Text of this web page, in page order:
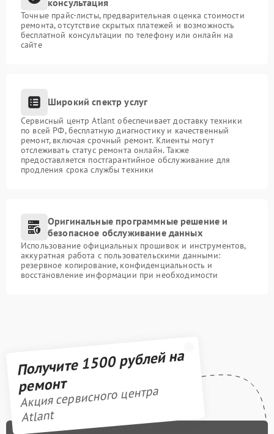
Точные прайс-листы, предварительная оценка стоимости
ремонта, отсутствие скрытых платежей и возможность
бесплатной консультации по телефону или онлайн на
сайте
Широкий спектр услуг
Сервисный центр Atlant обеспечивает доставку техники
по всей РФ, бесплатную диагностику и качественный
ремонт, включая срочный ремонт. Клиенты могут
отслеживать статус ремонта онлайн. Также
предоставляется постгарантийное обслуживание для
продления срока службы техники
Оригинальные программные решение и
безопасное обслуживание данных
Использование официальных прошивок и инструментов,
аккуратная работа с пользовательскими данными:
резервное копирование, конфиденциальность и
восстановление информации при необходимости
Получите 1500 рублей на
ремонт
Акция сервисного центра
Atlant